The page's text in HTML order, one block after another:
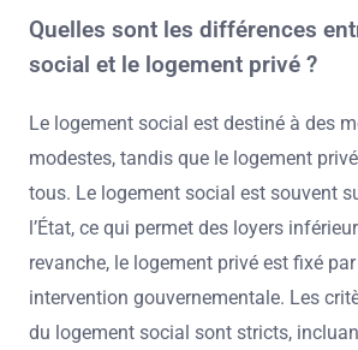
Quelles sont les différences
social et le logement privé ?
Le logement social est destiné à des
modestes, tandis que le logement
tous. Le logement social est souvent
l’État, ce qui permet des loyers
revanche, le logement privé est fixé
intervention gouvernementale. Les
du logement social sont stricts,